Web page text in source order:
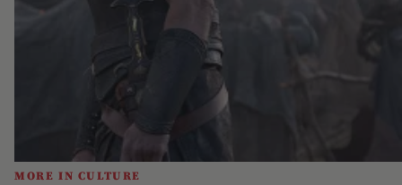
MORE IN CULTURE